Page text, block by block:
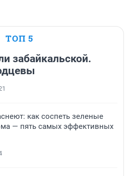
ТОП 5
забайкальской.
как соспеть зеленые
— пять самых эффективных